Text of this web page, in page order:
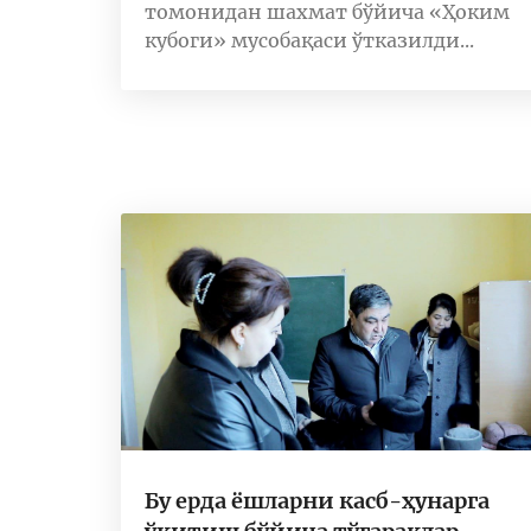
томонидан шахмат бўйича «Ҳоким
кубоги» мусобақаси ўтказилди...
Бу ерда ёшларни касб-ҳунарга